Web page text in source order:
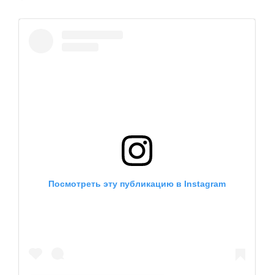
Посмотреть эту публикацию в Instagram